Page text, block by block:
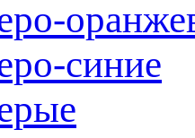
синие